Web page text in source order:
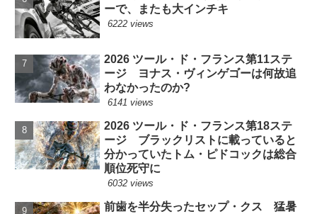
ーで、またも大インチキ
6222 views
2026 ツール・ド・フランス第11ステ
ージ ヨナス・ヴィンゲゴーは何故追
わなかったのか?
6141 views
2026 ツール・ド・フランス第18ステ
ージ ブラックリストに載っていると
分かっていたトム・ピドコックは総合
順位死守に
6032 views
前歯を半分失ったセップ・クス 猛暑